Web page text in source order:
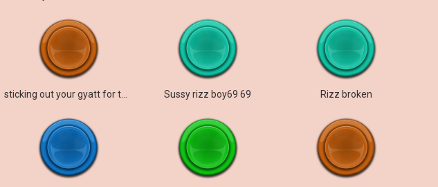
sticking out your gyatt for the rizzler pen Sussy rizz boy69 69 Rizz broken